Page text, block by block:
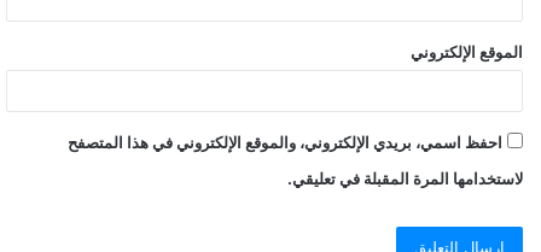
الموقع الإلكتروني
احفظ اسمي، بريدي الإلكتروني، والموقع الإلكتروني في هذا المتصفح
لاستخدامها المرة المقبلة في تعليقي.